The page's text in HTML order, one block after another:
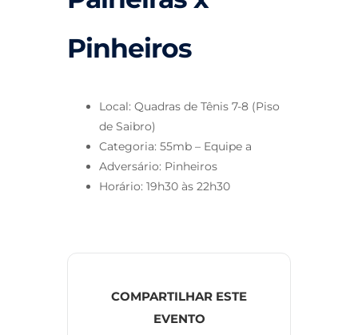
Pinheiros
Local: Quadras de Tênis 7-8 (Piso
de Saibro)
Categoria: 55mb – Equipe a
Adversário: Pinheiros
Horário: 19h30 às 22h30
COMPARTILHAR ESTE
EVENTO